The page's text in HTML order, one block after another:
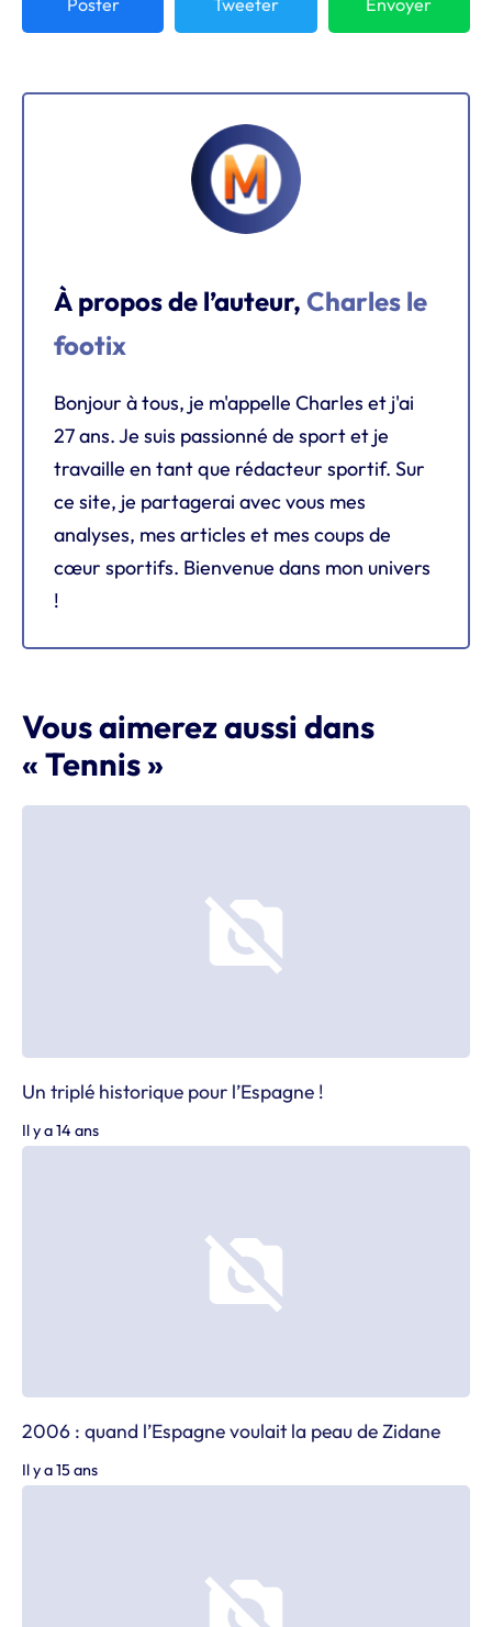
Poster Tweeter Envoyer
À propos de l’auteur, Charles le
footix
Bonjour à tous, je m'appelle Charles et j'ai
27 ans. Je suis passionné de sport et je
travaille en tant que rédacteur sportif. Sur
ce site, je partagerai avec vous mes
analyses, mes articles et mes coups de
cœur sportifs. Bienvenue dans mon univers
!
Vous aimerez aussi dans
« Tennis »
Un triplé historique pour l’Espagne !
Il y a 14 ans
2006 : quand l’Espagne voulait la peau de Zidane
Il y a 15 ans